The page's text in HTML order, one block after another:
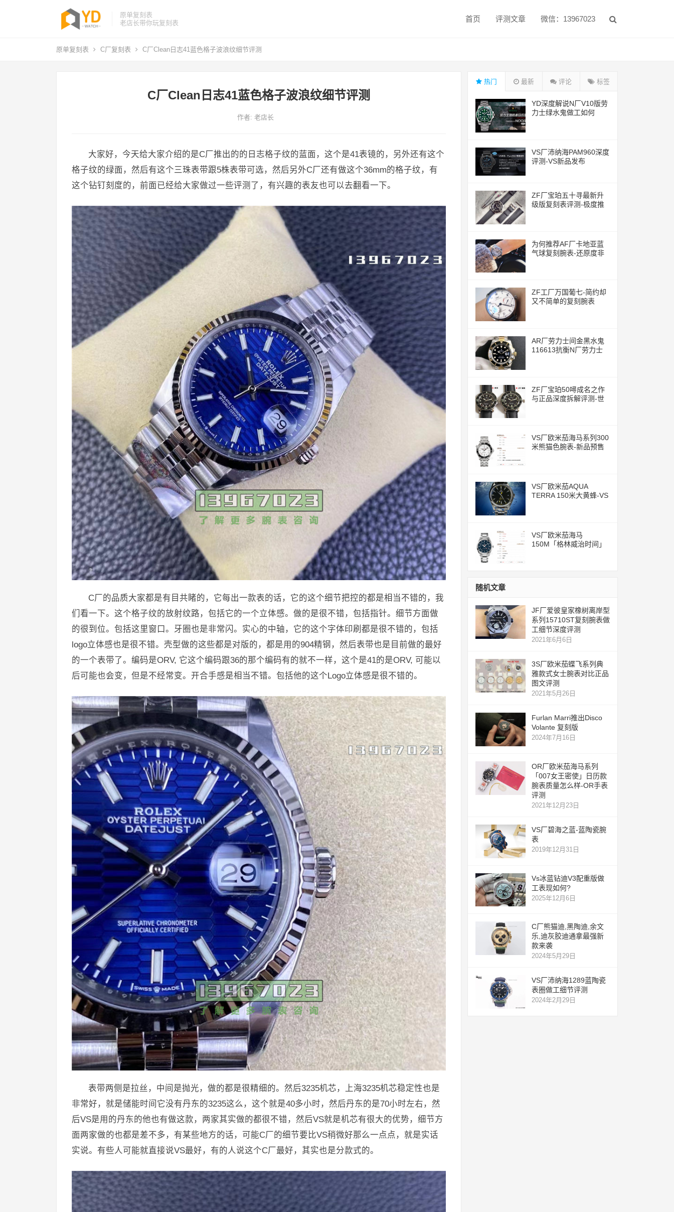
原单复刻表
老店长带你玩复刻表
首页 评测文章 微信：13967023
原单复刻表 C厂复刻表 C厂Clean日志41蓝色格子波浪纹细节评测
C厂Clean日志41蓝色格子波浪纹细节评测
作者: 老店长
大家好，今天给大家介绍的是C厂推出的的日志格子纹的蓝面，这个是41表镜的，另外还有这个
格子纹的绿面，然后有这个三珠表带跟5株表带可选，然后另外C厂还有做这个36mm的格子纹，有
这个钻钉刻度的，前面已经给大家做过一些评测了，有兴趣的表友也可以去翻看一下。
C厂的品质大家都是有目共睹的，它每出一款表的话，它的这个细节把控的都是相当不错的，我
们看一下。这个格子纹的放射纹路，包括它的一个立体感。做的是很不错，包括指针。细节方面做
的很到位。包括这里窗口。牙圈也是非常闪。实心的中轴，它的这个字体印刷都是很不错的，包括
logo立体感也是很不错。壳型做的这些都是对版的，都是用的904精钢，然后表带也是目前做的最好
的一个表带了。编码是ORV, 它这个编码跟36的那个编码有的就不一样，这个是41的是ORV, 可能以
后可能也会变，但是不经常变。开合手感是相当不错。包括他的这个Logo立体感是很不错的。
表带两侧是拉丝，中间是抛光，做的都是很精细的。然后3235机芯，上海3235机芯稳定性也是
非常好，就是储能时间它没有丹东的3235这么，这个就是40多小时，然后丹东的是70小时左右，然
后VS是用的丹东的他也有做这款，两家其实做的都很不错，然后VS就是机芯有很大的优势，细节方
面两家做的也都是差不多，有某些地方的话，可能C厂的细节要比VS稍微好那么一点点，就是实话
实说。有些人可能就直接说VS最好，有的人说这个C厂最好，其实也是分款式的。
热门 最新 评论 标签
YD深度解说N厂V10版劳
力士绿水鬼做工如何
VS厂沛纳海PAM960深度
评测-VS新品发布
ZF厂宝珀五十寻最新升
级版复刻表评测-极度推
为何推荐AF厂卡地亚蓝
气球复刻腕表-还原度非
ZF工厂万国葡七-简约却
又不简单的复刻腕表
AR厂劳力士间金黑水鬼
116613抗衡N厂劳力士
ZF厂宝珀50噚成名之作
与正品深度拆解评测-世
VS厂欧米茄海马系列300
米熊猫色腕表-新品预售
VS厂欧米茄AQUA
TERRA 150米大黄蜂-VS
VS厂欧米茄海马
150M「格林威治时间」
随机文章
JF厂爱彼皇家橡树离岸型
系列15710ST复刻腕表做
工细节深度评测
2021年6月6日
3S厂欧米茄蝶飞系列典
雅款式女士腕表对比正品
图文评测
2021年5月26日
Furlan Marri推出Disco
Volante 复刻版
2024年7月16日
OR厂欧米茄海马系列
「007女王密使」日历款
腕表质量怎么样-OR手表
评测
2021年12月23日
VS厂碧海之蓝-蓝陶瓷腕
表
2019年12月31日
Vs冰蓝钻迪V3配重版做
工表现如何?
2025年12月6日
C厂熊猫迪,黑陶迪,余文
乐,迪灰胶迪通拿最强新
款来袭
2024年5月29日
VS厂沛纳海1289蓝陶瓷
表圈做工细节评测
2024年2月29日